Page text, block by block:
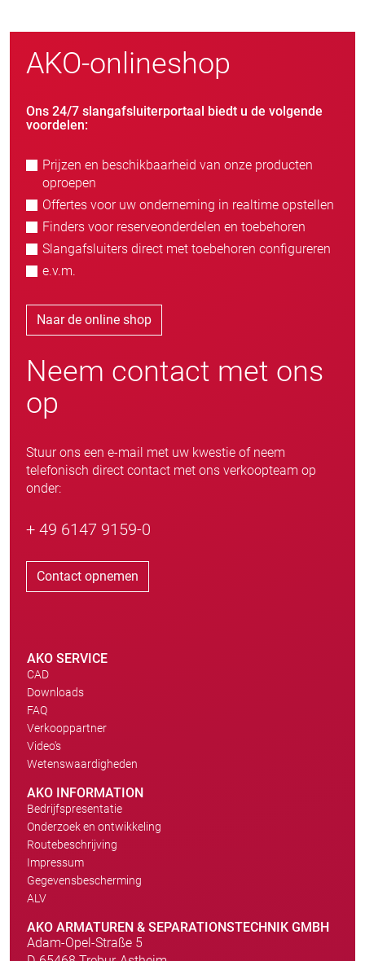
AKO-onlineshop
Ons 24/7 slangafsluiterportaal biedt u de volgende
voordelen:
Prijzen en beschikbaarheid van onze producten
oproepen
Offertes voor uw onderneming in realtime opstellen
Finders voor reserveonderdelen en toebehoren
Slangafsluiters direct met toebehoren configureren
e.v.m.
Naar de online shop
Neem contact met ons
op
Stuur ons een e-mail met uw kwestie of neem
telefonisch direct contact met ons verkoopteam op
onder:
+ 49 6147 9159-0
Contact opnemen
AKO SERVICE
CAD
Downloads
FAQ
Verkooppartner
Video's
Wetenswaardigheden
AKO INFORMATION
Bedrijfspresentatie
Onderzoek en ontwikkeling
Routebeschrijving
Impressum
Gegevensbescherming
ALV
AKO ARMATUREN & SEPARATIONSTECHNIK GMBH
Adam-Opel-Straße 5